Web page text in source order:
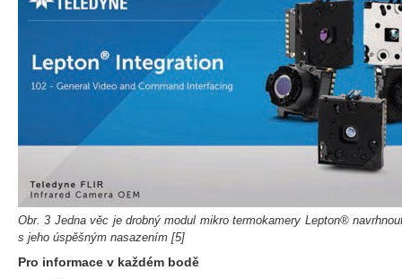
Obr. 3 Jedna věc je drobný modul mikro termokamery Lepton®
s jeho úspěšným nasazením [5]
Pro informace v každém bodě